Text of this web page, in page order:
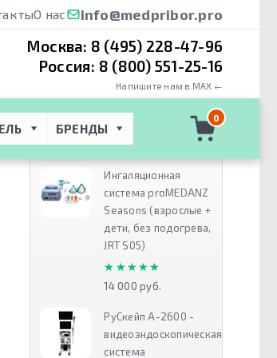
О нас info@medpribor.pro
Москва: 8 (495) 228-47-96
Россия: 8 (800) 551-25-16
Напишите нам в MAX ←
БРЕНДЫ
0
Рекомендуем
Ингаляционная
система proMEDANZ
Seasons (взрослые +
дети, без подогрева,
JRT S05)
★★★★★
★★★★★
14 000 руб.
РуСкейп А-2600 -
видеоэндоскопическая
система